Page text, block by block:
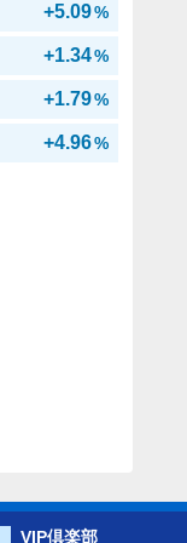
+5.09%
+1.34%
+1.79%
+4.96%
VIP倶楽部